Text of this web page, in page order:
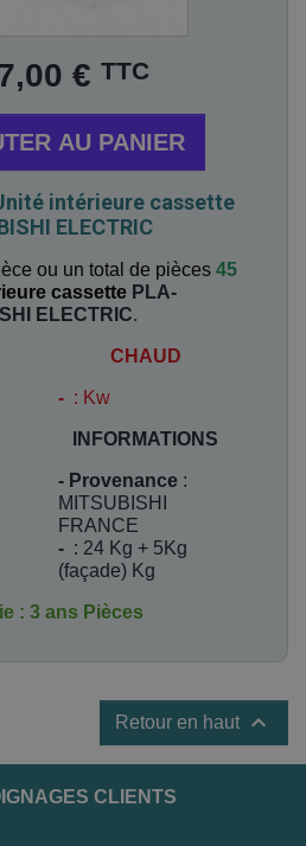
€ TTC
AU PANIER
intérieure cassette
ELECTRIC
ou un total de pièces 45
cassette PLA-
ELECTRIC.
CHAUD
- : Kw
INFORMATIONS
- Provenance :
MITSUBISHI
FRANCE
- : 24 Kg + 5Kg
(façade) Kg
: 3 ans Pièces
Retour en haut 
CLIENTS